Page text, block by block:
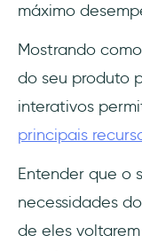
máximo
Mostrando
do seu produto
interativos
principais
Entender que o
necessidades
de eles